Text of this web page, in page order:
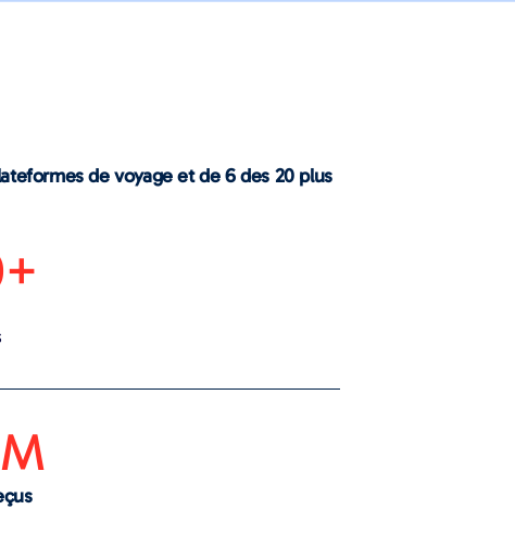
de voyage et de 6 des 20 plus